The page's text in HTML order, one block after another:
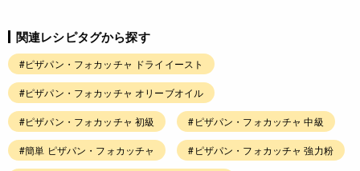
関連レシピタグから探す
#ピザパン・フォカッチャ ドライイースト
#ピザパン・フォカッチャ オリーブオイル
#ピザパン・フォカッチャ 初級 #ピザパン・フォカッチャ 中級
#簡単 ピザパン・フォカッチャ #ピザパン・フォカッチャ 強力粉